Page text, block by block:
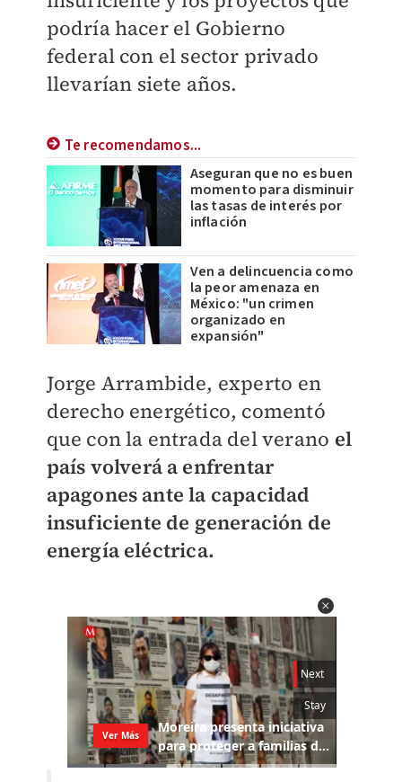
podría hacer el Gobierno
federal con el sector privado
llevarían siete años.
Te recomendamos...
Aseguran que no es buen
momento para disminuir
las tasas de interés por
inflación
Ven a delincuencia como
la peor amenaza en
México: "un crimen
organizado en
expansión"
Jorge Arrambide, experto en
derecho energético, comentó
que con la entrada del verano el
país volverá a enfrentar
apagones ante la capacidad
insuficiente de generación de
energía eléctrica.